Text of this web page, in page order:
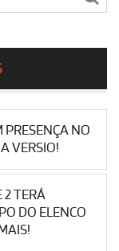
PRESENÇA NO
VERSIO!
2 TERÁ
DO ELENCO